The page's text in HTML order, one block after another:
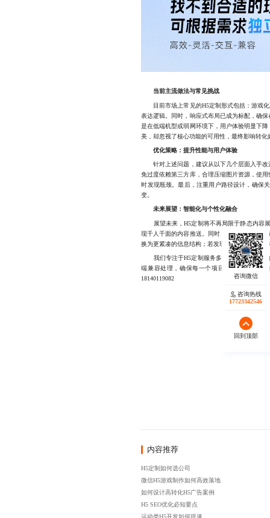
当前主流做法与常见挑战
目前市场上常见的H5定制形式包括：游戏化
表达逻辑。同时，响应式布局已成为标配，确
是在低端机型或弱网环境下，用户体验明显下
美，却忽视了核心功能的可用性，最终影响转化
优化策略：提升性能与用户体验
针对上述问题，建议从以下几个层面入手改
免过度依赖第三方库，合理压缩图片资源，使
时发现瓶颈。最后，注重用户路径设计，确保
变。
未来展望：智能化与个性化融合
展望未来，H5定制将不再局限于静态内容展
现千人千面的内容推送。同时，结合用户行为
换为更紧凑的信息结构；若发现用户多次返回
我们专注于H5定制服务多年，积累了丰富的
端兼容处理，确保每一个项目在性能与体验
18140119082
内容推荐
H5定制如何选公司
微信H5游戏制作如何高效落地
如何设计高转化H5广告案例
H5 SEO优化必知要点
咨询热线
17723342546
回到顶部